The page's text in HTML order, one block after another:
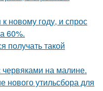
новому году, и спрос
60%.
получать такой
червяками на малине.
нового утильсбора для